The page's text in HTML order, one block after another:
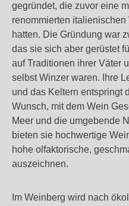
gegründet, die zuvor eine
renommierten
hatten. Die Gründung war
das sie sich aber gerüstet
auf Traditionen ihrer Väter
selbst Winzer waren. Ihre
und das Keltern entspringt
Wunsch, mit dem Wein
Meer und die umgebende
bieten sie hochwertige
hohe olfaktorische,
auszeichnen.
Im Weinberg wird nach